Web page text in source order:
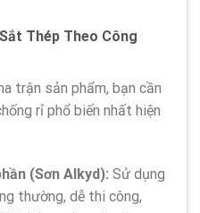
Thép Theo Công
trận sản phẩm, bạn cần
rỉ phổ biến nhất hiện
(Sơn Alkyd): Sử dụng
thường, dễ thi công,